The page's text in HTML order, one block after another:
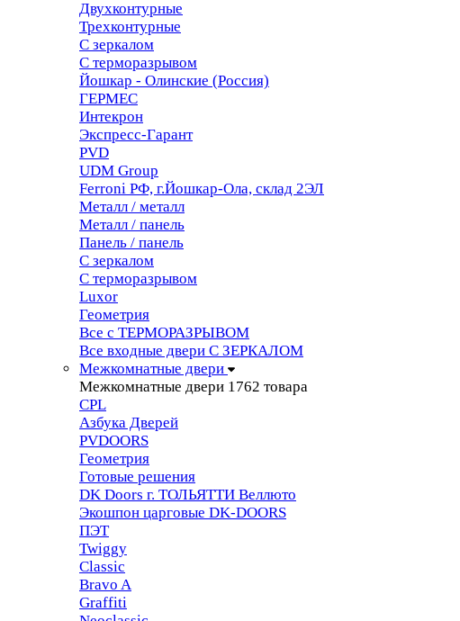
Двухконтурные
Трехконтурные
С зеркалом
С терморазрывом
Йошкар - Олинские (Россия)
ГЕРМЕС
Интекрон
Экспресс-Гарант
PVD
UDM Group
Ferroni РФ, г.Йошкар-Ола, склад 2ЭЛ
Металл / металл
Металл / панель
Панель / панель
С зеркалом
С терморазрывом
Luxor
Геометрия
Все с ТЕРМОРАЗРЫВОМ
Все входные двери С ЗЕРКАЛОМ
Межкомнатные двери
Межкомнатные двери 1762 товара
CPL
Азбука Дверей
PVDOORS
Геометрия
Готовые решения
DK Doors г. ТОЛЬЯТТИ Веллюто
Экошпон царговые DK-DOORS
ПЭТ
Twiggy
Classic
Bravo A
Graffiti